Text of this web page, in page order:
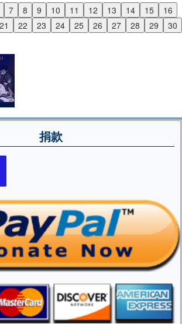
7 8 9 10 11 12 13 14 15
16
21 22 23 24 25 26 27 28 29
30
捐款